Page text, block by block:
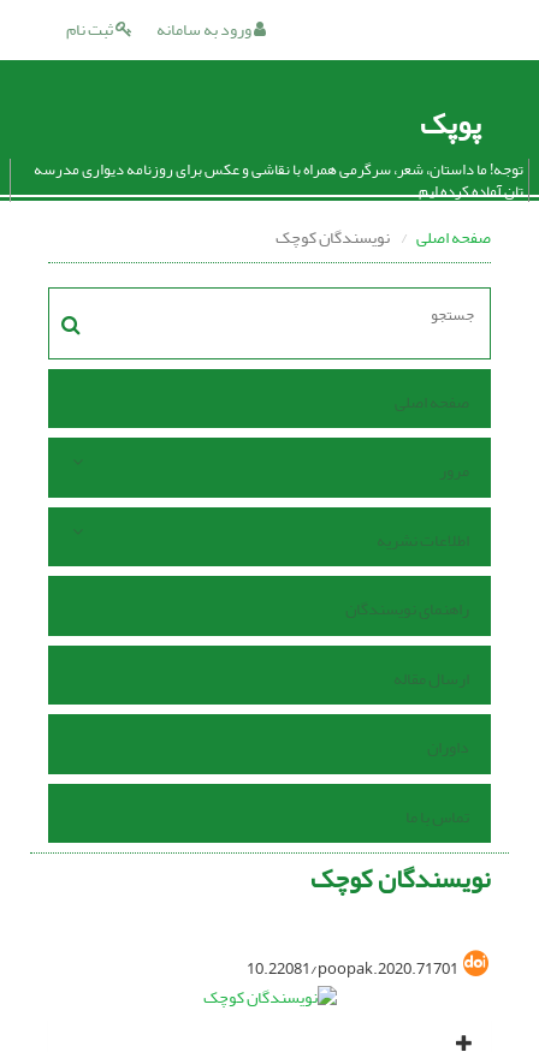
ثبت نام ورود به سامانه
پوپک
توجه! ما داستان، شعر، سرگرمی همراه با نقاشی و عکس برای روزنامه دیواری مدرسه
تان آماده کرده ایم.
صفحه اصلی نویسندگان کوچک
صفحه اصلی
مرور
اطلاعات نشریه
راهنمای نویسندگان
ارسال مقاله
داوران
تماس با ما
نویسندگان کوچک
10.22081/poopak.2020.71701